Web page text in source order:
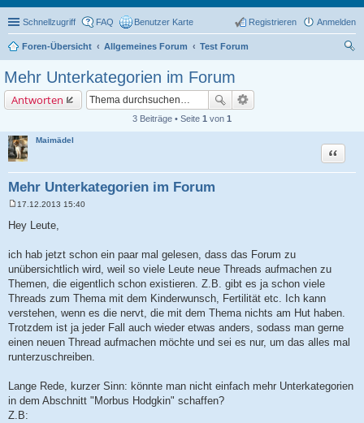
Schnellzugriff FAQ Benutzer Karte Anmelden
Registrieren
Foren-Übersicht Allgemeines Forum
Test Forum
Mehr Unterkategorien im Forum
Antworten
3 Beiträge • Seite 1 von 1
Maimädel
Mehr Unterkategorien im Forum
Zitat
i
r
a
g
17.12.2013 15:40
Hey Leute,
ich hab jetzt schon ein paar mal gelesen, dass das Forum zu
unübersichtlich wird, weil so viele Leute neue Threads aufmachen zu
Themen, die eigentlich schon existieren. Z.B. gibt es ja schon viele
Threads zum Thema mit dem Kinderwunsch, Fertilität etc. Ich kann
verstehen, wenn es die nervt, die mit dem Thema nichts am Hut haben.
Trotzdem ist ja jeder Fall auch wieder etwas anders, sodass man gerne
einen neuen Thread aufmachen möchte und sei es nur, um das alles mal
runterzuschreiben.
Lange Rede, kurzer Sinn: könnte man nicht einfach mehr Unterkategorien
in dem Abschnitt "Morbus Hodgkin" schaffen?
Z.B: